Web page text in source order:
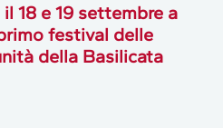
18 e 19 settembre a
festival delle
della Basilicata